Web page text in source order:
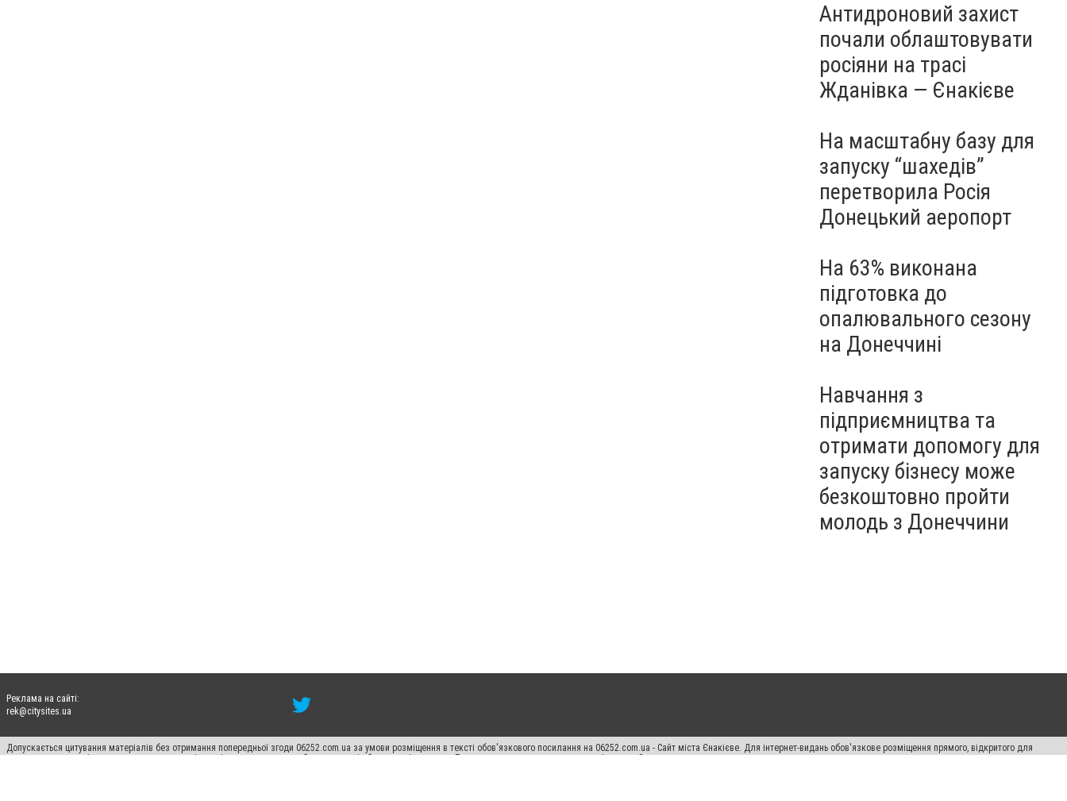
Антидроновий захист
почали облаштовувати
росіяни на трасі
Жданівка — Єнакієве
На масштабну базу для
запуску “шахедів”
перетворила Росія
Донецький аеропорт
На 63% виконана
підготовка до
опалювального сезону
на Донеччині
Навчання з
підприємництва та
отримати допомогу для
запуску бізнесу може
безкоштовно пройти
молодь з Донеччини
Реклама на сайті:
rek@citysites.ua
Допускається цитування матеріалів без отримання попередньої згоди 06252.com.ua за умови розміщення в тексті обов'язкового посилання на 06252.com.ua - Сайт міста Єнакієве. Для інтернет-видань обов'язкове розміщення прямого, відкритого для
пошукових систем гіперпосилання на цитовані статті не нижче другого абзацу в тексті або в якості джерела. Порушення виняткових прав переслідується Законом.